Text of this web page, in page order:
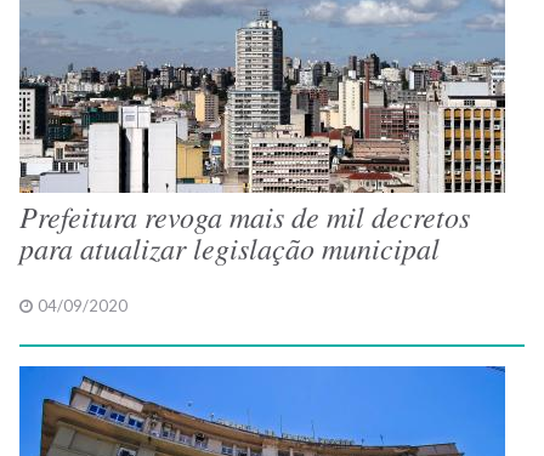
Prefeitura revoga mais de mil decretos
para atualizar legislação municipal
04/09/2020